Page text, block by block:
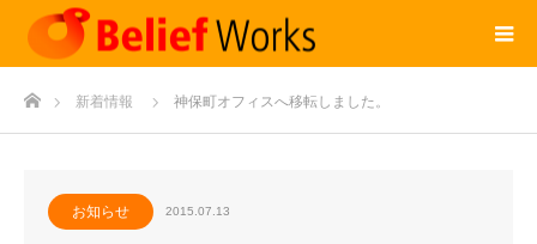
ホーム新着情報 神保町オフィスへ移転しました。
お知らせ 2015.07.13